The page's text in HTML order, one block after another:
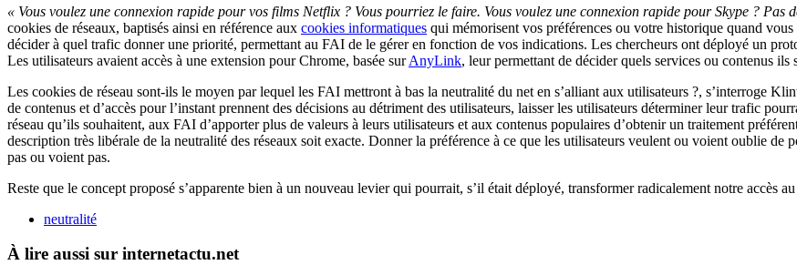
« Vous voulez une connexion rapide pour vos films Netflix ? Vous pourriez le faire. Vous voulez une connexion rapide pour Skype ? Pas
cookies de réseaux, baptisés ainsi en référence aux cookies informatiques qui mémorisent vos préférences ou votre historique quand
décider à quel trafic donner une priorité, permettant au FAI de le gérer en fonction de vos indications. Les chercheurs ont déployé un
Les utilisateurs avaient accès à une extension pour Chrome, basée surAnyLink, leur permettant de décider quels services ou contenus
Les cookies de réseau sont-ils le moyen par lequel les FAI mettront à bas la neutralité du net en s’alliant aux utilisateurs ?, s’interroge
de contenus et d’accès pour l’instant prennent des décisions au détriment des utilisateurs, laisser les utilisateurs déterminer leur trafic
réseau qu’ils souhaitent, aux FAI d’apporter plus de valeurs à leurs utilisateurs et aux contenus populaires d’obtenir un traitement
description très libérale de la neutralité des réseaux soit exacte. Donner la préférence à ce que les utilisateurs veulent ou voient oublie de
pas ou voient pas.
Reste que le concept proposé s’apparente bien à un nouveau levier qui pourrait, s’il était déployé, transformer radicalement notre accès au
neutralité
À lire aussi sur internetactu.net